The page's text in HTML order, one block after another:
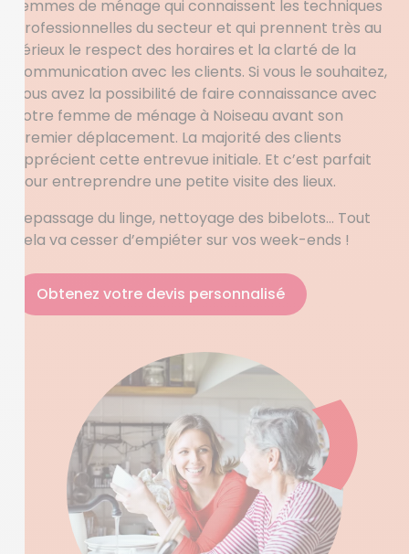
femmes de ménage qui connaissent les techniques
professionnelles du secteur et qui prennent très au
sérieux le respect des horaires et la clarté de la
communication avec les clients. Si vous le souhaitez,
vous avez la possibilité de faire connaissance avec
votre femme de ménage à Noiseau avant son
premier déplacement. La majorité des clients
apprécient cette entrevue initiale. Et c’est parfait
pour entreprendre une petite visite des lieux.
Repassage du linge, nettoyage des bibelots… Tout
cela va cesser d’empiéter sur vos week-ends !
Obtenez votre devis personnalisé